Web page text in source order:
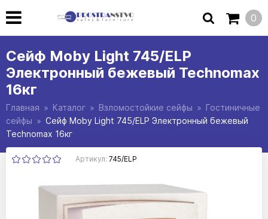
0
Сейф Moby Light 745/ELP
Электронный бежевый Technomax
16кг
Главная Каталог Взломостойкие сейфы
Гостиничные
сейфы
Сейф Moby Light 745/ELP Электронный бежевый
Technomax 16кг
Артикул: 745/ELP